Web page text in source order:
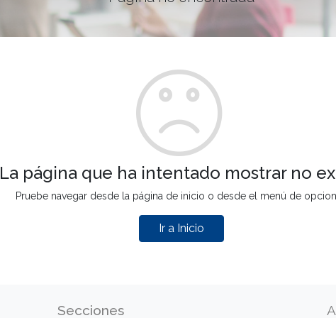
La página que ha intentado mostrar no
Pruebe navegar desde la página de inicio o desde el menú de
Ir a Inicio
Secciones